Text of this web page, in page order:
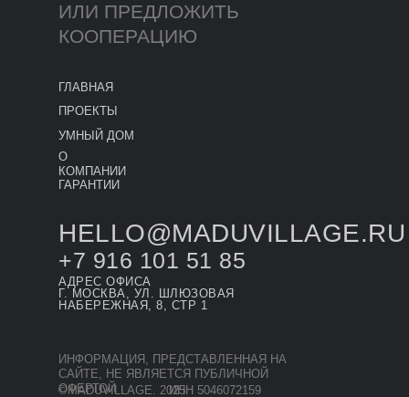
ГАРАНТИИ
УМНЫЙ ДОМ
ПРОЕКТЫ
О
КОМПАНИИ
ГЛАВНАЯ
ИЛИ ПРЕДЛОЖИТЬ
КООПЕРАЦИЮ
ИНФОРМАЦИЯ, ПРЕДСТАВЛЕННАЯ НА
САЙТЕ, НЕ ЯВЛЯЕТСЯ ПУБЛИЧНОЙ
ОФЕРТОЙ
ИНН 5046072159
©MADUVILLAGE. 2025
+7 916 101 51 85
HELLO@MADUVILLAGE.RU
АДРЕС ОФИСА
Г. МОСКВА, УЛ. ШЛЮЗОВАЯ
НАБЕРЕЖНАЯ, 8, СТР 1